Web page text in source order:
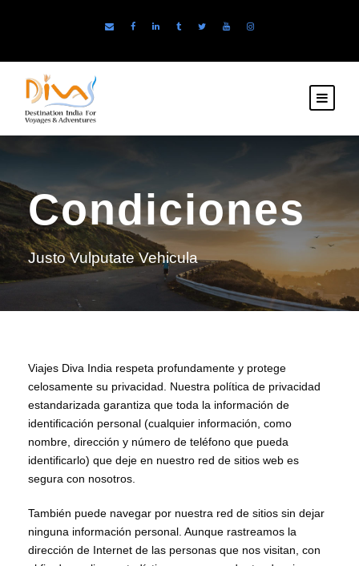
Condiciones
Justo Vulputate Vehicula
Viajes Diva India respeta profundamente y protege
celosamente su privacidad. Nuestra política de privacidad
estandarizada garantiza que toda la información de
identificación personal (cualquier información, como
nombre, dirección y número de teléfono que pueda
identificarlo) que deje en nuestro red de sitios web es
segura con nosotros.
También puede navegar por nuestra red de sitios sin dejar
ninguna información personal. Aunque rastreamos la
dirección de Internet de las personas que nos visitan, con